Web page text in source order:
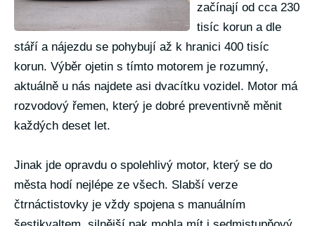
začínají od cca 230
tisíc korun a dle
stáří a nájezdu se pohybují až k hranici 400 tisíc
korun. Výběr ojetin s tímto motorem je rozumný,
aktuálně u nás najdete asi dvacítku vozidel. Motor má
rozvodový řemen, který je dobré preventivně měnit
každých deset let.
Jinak jde opravdu o spolehlivý motor, který se do
města hodí nejlépe ze všech. Slabší verze
čtrnáctistovky je vždy spojena s manuálním